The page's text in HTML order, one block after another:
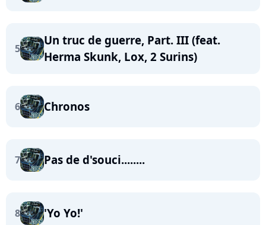
5
Un truc de guerre, Part. III (feat.
Herma Skunk, Lox, 2 Surins)
6 Chronos
7 Pas de d'souci........
8 'Yo Yo!'